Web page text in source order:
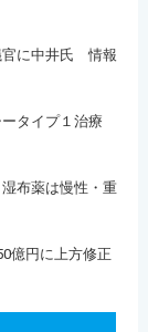
官に中井氏 情報
タイプ１治療
布薬は慢性・重
億円に上方修正